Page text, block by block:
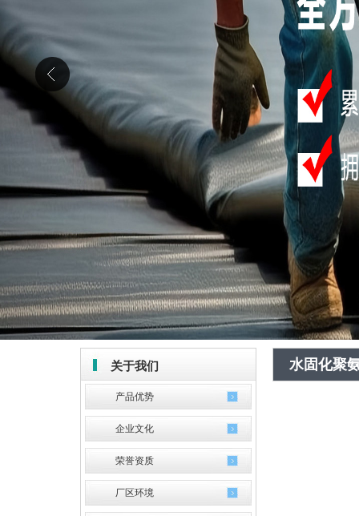
关于我们
产品优势
企业文化
荣誉资质
厂区环境
水固化聚